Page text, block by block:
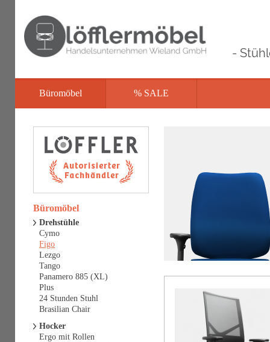
-
Büromöbel % SALE
Büromöbel
Drehstühle
Cymo
Figo
Lezgo
Tango
Panamero 885 (XL)
Plus
24 Stunden Stuhl
Brasilian Chair
Hocker
Ergo mit Rollen